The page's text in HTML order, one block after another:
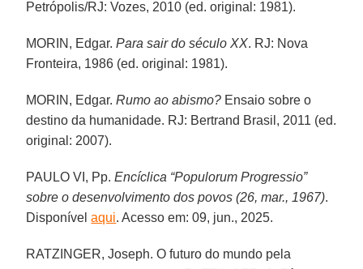
Petrópolis/RJ: Vozes, 2010 (ed. original: 1981).
MORIN, Edgar.Para sair do século XX. RJ: Nova
Fronteira, 1986 (ed. original: 1981).
MORIN, Edgar.Rumo ao abismo? Ensaio sobre o
destino da humanidade. RJ: Bertrand Brasil, 2011 (ed.
original: 2007).
PAULO VI, Pp.Encíclica “Populorum Progressio”
sobre o desenvolvimento dos povos (26, mar., 1967).
Disponívelaqui. Acesso em: 09, jun., 2025.
RATZINGER, Joseph. O futuro do mundo pela